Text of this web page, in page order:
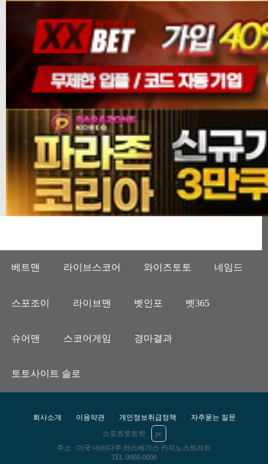
베트맨 라이브스코어 와이즈토토 네임드
스포조이 라이브맨 벳인포 벳365
슈어맨 스코어게임 경마결과
토토사이트 솔로
회사소개 이용약관 개인정보취급정책
자주묻는 질문
스포츠토토핫
pc
주소 : 미국 네바다주 라스베가스 카지노스트리트
TEL 0000-0000